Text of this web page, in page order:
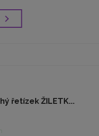
řetízek ŽILETK...